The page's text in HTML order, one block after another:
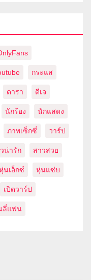
กระแส
ดารา ดีเจ
นักร้อง นักแสดง
ภาพเซ็กซี่ วาร์ป
น่ารัก สาวสวย
นเอ็กซ์ หุ่นแซ่บ
เปิดวาร์ป
ลี่แฟน